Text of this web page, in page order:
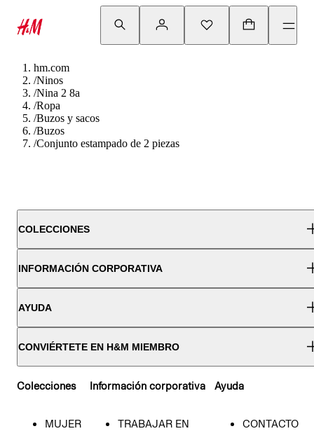
hm.com
/Ninos
/Nina 2 8a
/Ropa
/Buzos y sacos
/Buzos
/Conjunto estampado de 2 piezas
COLECCIONES
INFORMACIÓN CORPORATIVA
AYUDA
CONVIÉRTETE EN H&M MIEMBRO
Colecciones
MUJER
Información corporativa
TRABAJAR EN
Ayuda
CONTACTO